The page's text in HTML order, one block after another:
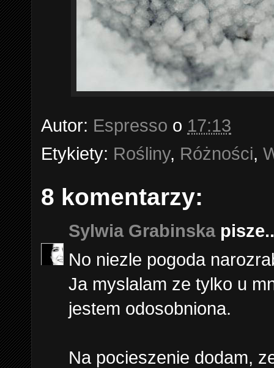
Autor: Espresso o 17:13
Etykiety: Rośliny, Różności,
8 komentarzy:
Sylwia Grabinska
No niezle pogoda
Ja myslalam ze tylko u
jestem odosobniona.
Na pocieszenie dodam,